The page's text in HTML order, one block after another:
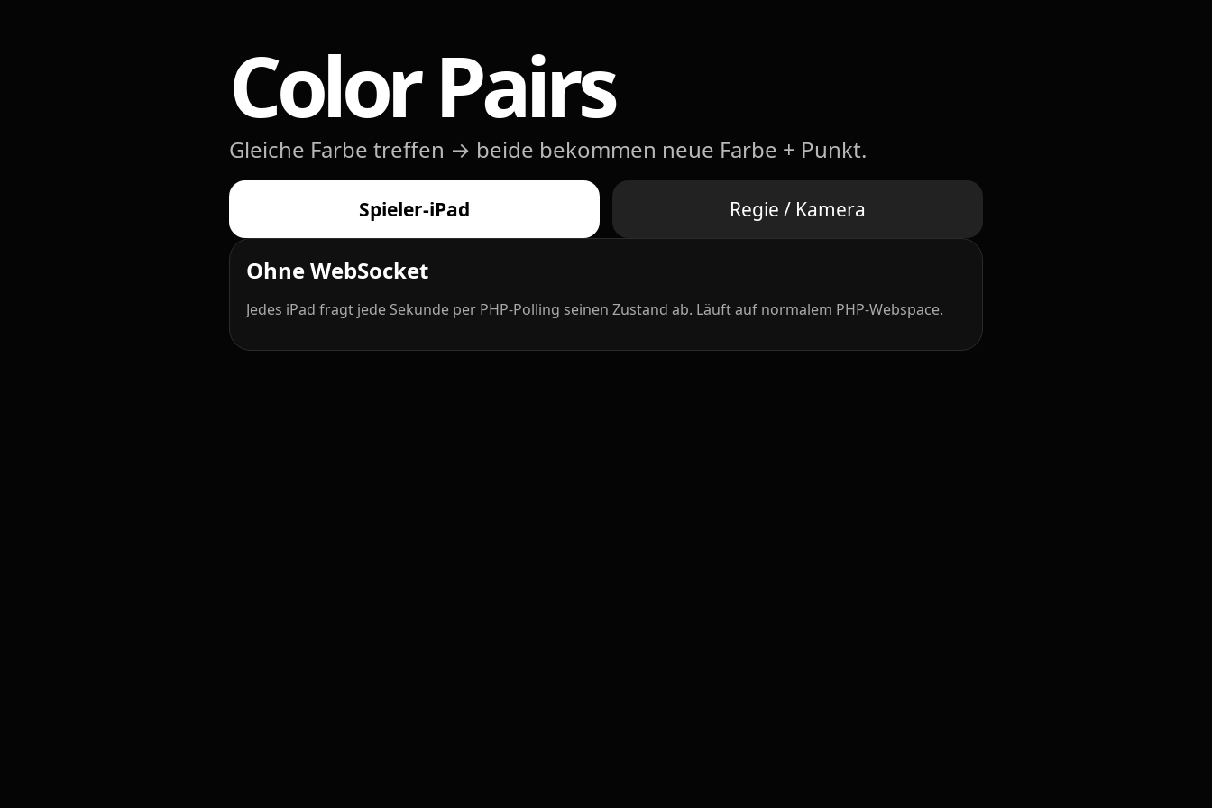
Color Pairs
Gleiche Farbe treffen → beide bekommen neue Farbe + Punkt.
Spieler-iPad Regie / Kamera
Ohne WebSocket
Jedes iPad fragt jede Sekunde per PHP-Polling seinen Zustand ab. Läuft auf normalem PHP-Webspace.